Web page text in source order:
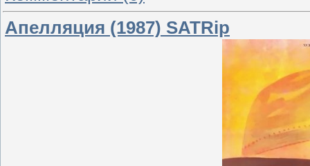
Апелляция (1987) SATRip